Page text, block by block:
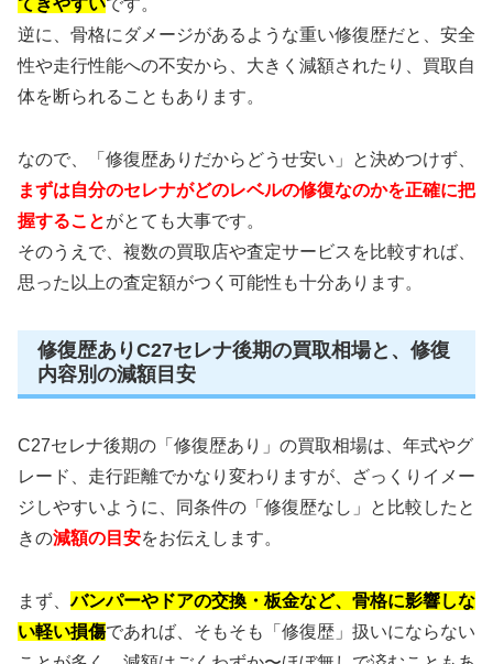
てきやすいです。
逆に、骨格にダメージがあるような重い修復歴だと、安全
性や走行性能への不安から、大きく減額されたり、買取自
体を断られることもあります。
なので、「修復歴ありだからどうせ安い」と決めつけず、
まずは自分のセレナがどのレベルの修復なのかを正確に把
握することがとても大事です。
そのうえで、複数の買取店や査定サービスを比較すれば、
思った以上の査定額がつく可能性も十分あります。
修復歴ありC27セレナ後期の買取相場と、修復
内容別の減額目安
C27セレナ後期の「修復歴あり」の買取相場は、年式やグ
レード、走行距離でかなり変わりますが、ざっくりイメー
ジしやすいように、同条件の「修復歴なし」と比較したと
きの減額の目安をお伝えします。
まず、バンパーやドアの交換・板金など、骨格に影響しな
い軽い損傷であれば、そもそも「修復歴」扱いにならない